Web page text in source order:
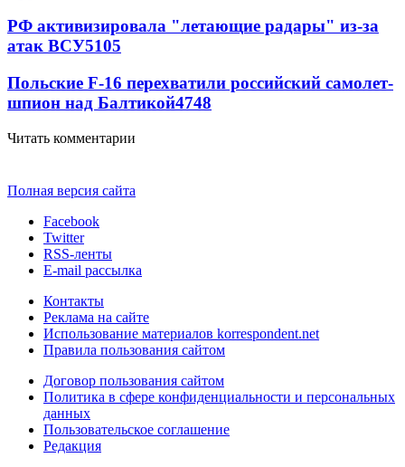
РФ активизировала "летающие радары" из-за
атак ВСУ5105
Польские F-16 перехватили российский самолет-
шпион над Балтикой4748
Читать комментарии
Полная версия сайта
Facebook
Twitter
RSS-ленты
E-mail рассылка
Контакты
Реклама на сайте
Использование материалов korrespondent.net
Правила пользования сайтом
Договор пользования сайтом
Политика в сфере конфиденциальности и персональных
данных
Пользовательское соглашение
Редакция